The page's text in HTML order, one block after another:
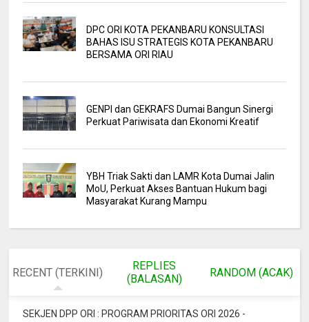
DPC ORI KOTA PEKANBARU KONSULTASI
BAHAS ISU STRATEGIS KOTA PEKANBARU
BERSAMA ORI RIAU
GENPI dan GEKRAFS Dumai Bangun Sinergi
Perkuat Pariwisata dan Ekonomi Kreatif
YBH Triak Sakti dan LAMR Kota Dumai Jalin
MoU, Perkuat Akses Bantuan Hukum bagi
Masyarakat Kurang Mampu
RECENT (TERKINI)
REPLIES
(BALASAN)
RANDOM (ACAK)
SEKJEN DPP ORI : PROGRAM PRIORITAS ORI 2026 -